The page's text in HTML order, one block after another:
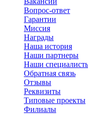
Вопрос-ответ
Гарантии
Миссия
Награды
Наша история
Наши партнеры
Наши
Обратная связь
Отзывы
Реквизиты
Типовые проекты
Филиалы